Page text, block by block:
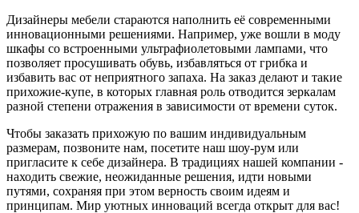
Дизайнеры мебели стараются наполнить её современными
инновационными решениями. Например, уже вошли в моду
шкафы со встроенными ультрафиолетовыми лампами, что
позволяет просушивать обувь, избавляться от грибка и
избавить вас от неприятного запаха. На заказ делают и такие
прихожие-купе, в которых главная роль отводится зеркалам
разной степени отражения в зависимости от времени суток.
Чтобы заказать прихожую по вашим индивидуальным
размерам, позвоните нам, посетите наш шоу-рум или
пригласите к себе дизайнера. В традициях нашей компании -
находить свежие, неожиданные решения, идти новыми
путями, сохраняя при этом верность своим идеям и
принципам. Мир уютных инноваций всегда открыт для вас!